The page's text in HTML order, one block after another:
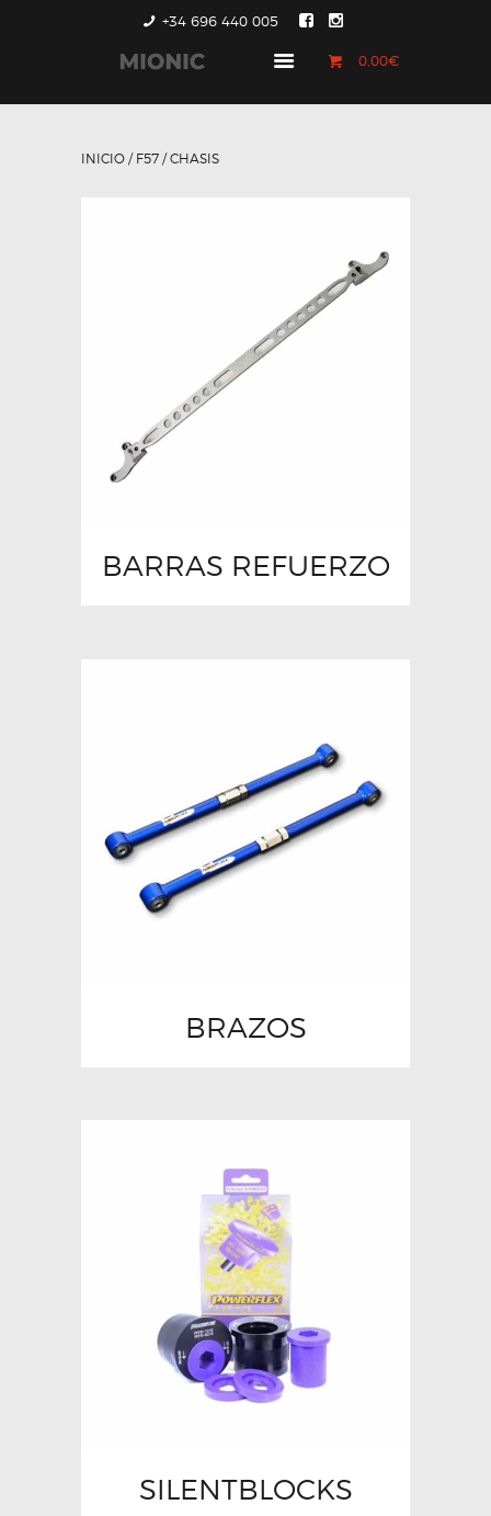
+34 696 440 005
0,00€
GENERACIÓN 1
INICIO / F57 / CHASIS
BARRAS REFUERZO
BRAZOS
SILENTBLOCKS